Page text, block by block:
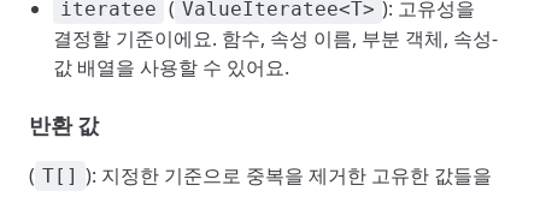
iteratee ( ValueIteratee<T> ): 고유성을
결정할 기준이에요. 함수, 속성 이름, 부분 객체, 속성-
값 배열을 사용할 수 있어요.
반환 값
( T[] ): 지정한 기준으로 중복을 제거한 고유한 값들을